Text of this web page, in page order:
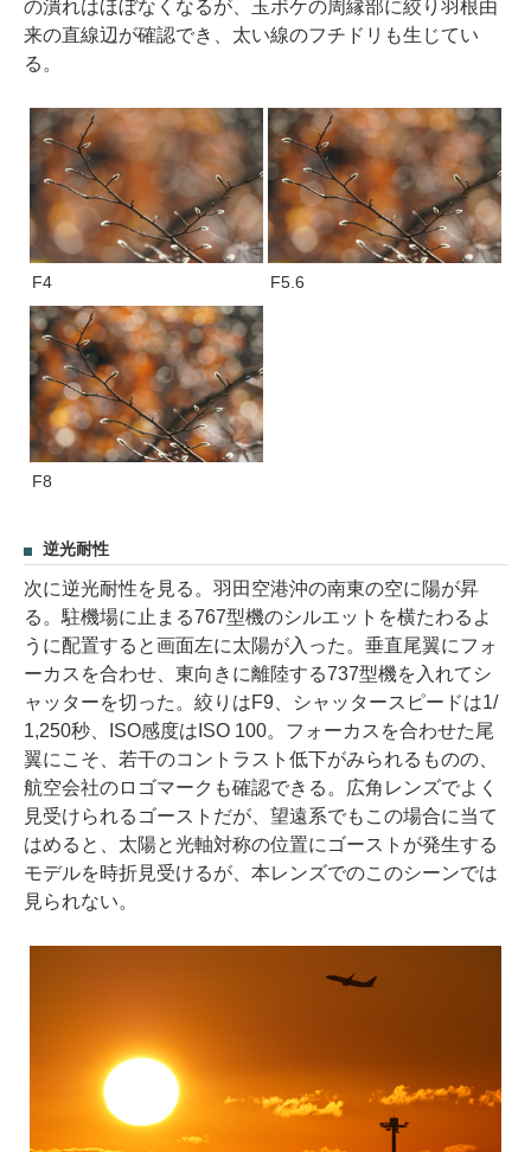
の潰れはほぼなくなるが、玉ボケの周縁部に絞り羽根由
来の直線辺が確認でき、太い線のフチドリも生じてい
る。
F4 F5.6
F8
逆光耐性
次に逆光耐性を見る。羽田空港沖の南東の空に陽が昇
る。駐機場に止まる767型機のシルエットを横たわるよ
うに配置すると画面左に太陽が入った。垂直尾翼にフォ
ーカスを合わせ、東向きに離陸する737型機を入れてシ
ャッターを切った。絞りはF9、シャッタースピードは1/
1,250秒、ISO感度はISO 100。フォーカスを合わせた尾
翼にこそ、若干のコントラスト低下がみられるものの、
航空会社のロゴマークも確認できる。広角レンズでよく
見受けられるゴーストだが、望遠系でもこの場合に当て
はめると、太陽と光軸対称の位置にゴーストが発生する
モデルを時折見受けるが、本レンズでのこのシーンでは
見られない。